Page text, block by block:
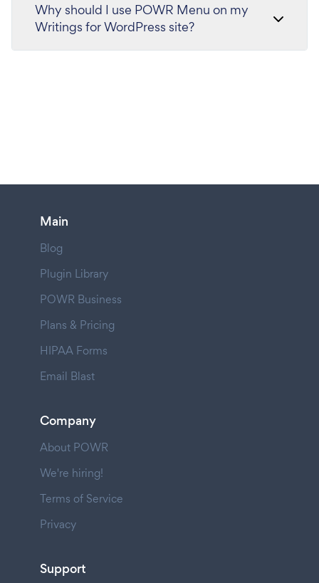
Why should I use POWR Menu on my
Writings for WordPress site?
Main
Blog
Plugin Library
POWR Business
Plans & Pricing
HIPAA Forms
Email Blast
Company
About POWR
We're hiring!
Terms of Service
Privacy
Support